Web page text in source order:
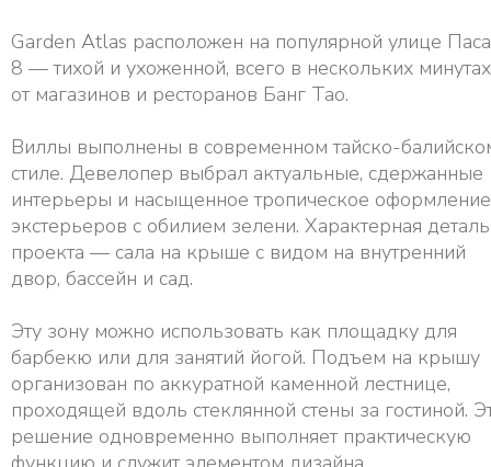
Garden Atlas расположен на популярной улице
8 — тихой и ухоженной, всего в нескольких минутах
от магазинов и ресторанов Банг Тао.
Виллы выполнены в современном тайско-
стиле. Девелопер выбрал актуальные, сдержанные
интерьеры и насыщенное тропическое оформление
экстерьеров с обилием зелени. Характерная деталь
проекта — сала на крыше с видом на внутренний
двор, бассейн и сад.
Эту зону можно использовать как площадку для
барбекю или для занятий йогой. Подъем на крышу
организован по аккуратной каменной лестнице,
проходящей вдоль стеклянной стены за гостиной.
решение одновременно выполняет практическую